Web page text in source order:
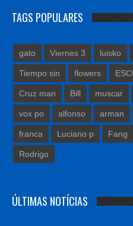
TAGS POPULARES
gato Viernes 3 luisko
Tiempo sin flowers
Cruz man Bill muscar
vox po alfonso arman
franca Luciano p Fang
Rodrigo
ÚLTIMAS NOTÍCIAS